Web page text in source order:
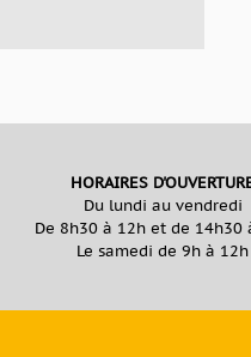
HORAIRES
Du lundi au vendredi
De 8h30 à 12h et de 14h30
Le samedi de 9h à 12h